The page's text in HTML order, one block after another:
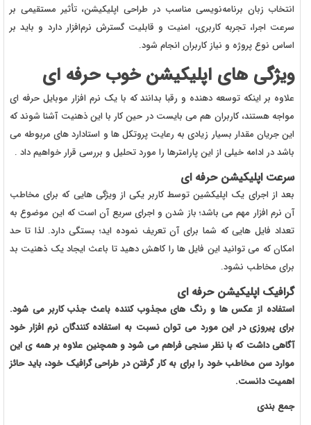
انتخاب زبان برنامه‌نویسی مناسب در طراحی اپلیکیشن، تأثیر مستقیمی بر
سرعت اجرا، تجربه کاربری، امنیت و قابلیت گسترش نرم‌افزار دارد و باید بر
اساس نوع پروژه و نیاز کاربران انجام شود.
ویژگی های اپلیکیشن خوب حرفه ای
علاوه بر اینکه توسعه دهنده و رقبا بدانند که با یک نرم افزار موبایل حرفه ای
مواجه هستند، کاربران هم می بایست در حین کار با این ذهنیت آشنا شوند که
این جریان مقدار بسیار زیادی به رعایت پروتکل ها و استادارد های مربوطه می
باشد در ادامه خیلی از این پارامترها را مورد تحلیل و بررسی قرار خواهیم داد .
سرعت اپلیکیشن حرفه ای
بعد از اجرای یک اپلیکشین توسط کاربر یکی از ویژگی هایی که برای مخاطب
آن نرم افزار مهم می باشد؛ باز شدن و اجرای سریع آن است که این موضوع به
تعداد فایل هایی که شما برای آن تعریف نموده اید؛ بستگی دارد. لذا تا حد
امکان که می توانید این فایل ها را کاهش دهید تا باعث ایجاد یک ذهنیت بد
برای مخاطب نشود.
گرافیک اپلیکیشن حرفه ای
استفاده از عکس ها و رنگ های مجذوب کننده باعث جذب کاربر می شود.
برای پیروزی در این مورد می توان نسبت به استفاده کنندگان نرم افزار خود
آگاهی داشت که با نظر سنجی فراهم می شود و همچنین علاوه بر همه ی این
موارد سن مخاطب خود را برای به کار گرفتن در طراحی گرافیک خود، باید حائز
اهمیت دانست.
جمع بندی